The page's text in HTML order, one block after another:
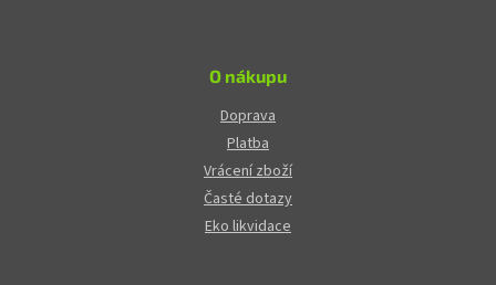
O nákupu
Doprava
Platba
Vrácení zboží
Časté dotazy
Eko likvidace